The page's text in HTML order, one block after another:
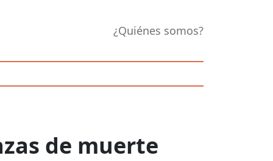
¿Quiénes somos?
de muerte